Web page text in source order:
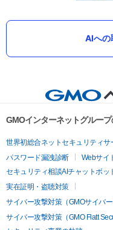
AIへの
GMOインターネットグルー
世界初総合ネットセキュリティサ
パスワード漏洩診断
Webサイ
セキュリティ相談AIチャットボッ
実在証明・盗聴対策
サイバー攻撃対策（GMOサイバ
サイバー攻撃対策（GMO Flatt